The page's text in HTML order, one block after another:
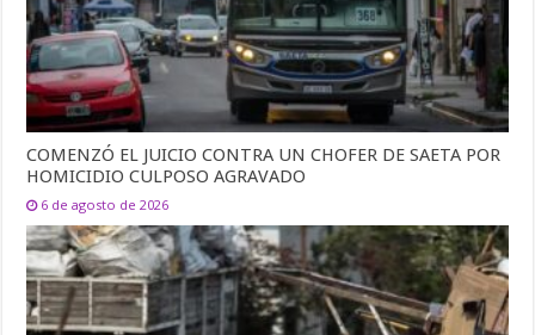
COMENZÓ EL JUICIO CONTRA UN CHOFER DE SAETA POR
HOMICIDIO CULPOSO AGRAVADO
6 de agosto de 2026